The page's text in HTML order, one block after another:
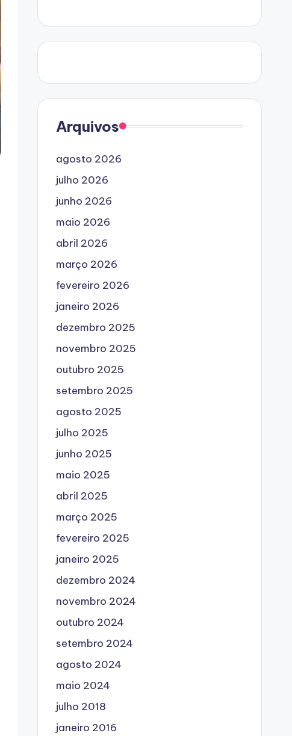
Arquivos
agosto 2026
julho 2026
junho 2026
maio 2026
abril 2026
março 2026
fevereiro 2026
janeiro 2026
dezembro 2025
novembro 2025
outubro 2025
setembro 2025
agosto 2025
julho 2025
junho 2025
maio 2025
abril 2025
março 2025
fevereiro 2025
janeiro 2025
dezembro 2024
novembro 2024
outubro 2024
setembro 2024
agosto 2024
maio 2024
julho 2018
janeiro 2016